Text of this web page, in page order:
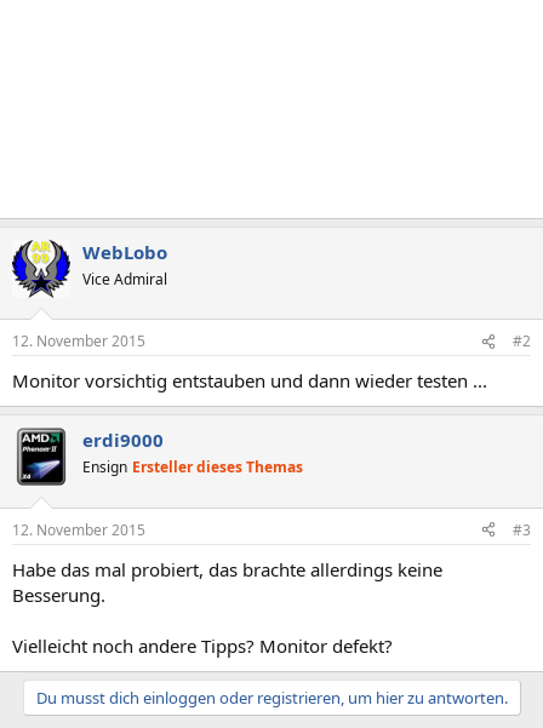
WebLobo
Vice Admiral
12. November 2015 #2
Monitor vorsichtig entstauben und dann wieder testen ...
erdi9000
Ensign Ersteller dieses Themas
12. November 2015 #3
Habe das mal probiert, das brachte allerdings keine
Besserung.
Vielleicht noch andere Tipps? Monitor defekt?
Du musst dich einloggen oder registrieren, um hier zu antworten.